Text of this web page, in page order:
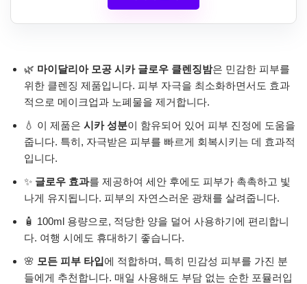
🌿 마이달리아 모공 시카 글로우 클렌징밤은 민감한 피부를
위한 클렌징 제품입니다. 피부 자극을 최소화하면서도 효과
적으로 메이크업과 노폐물을 제거합니다.
💧 이 제품은 시카 성분이 함유되어 있어 피부 진정에 도움을
줍니다. 특히, 자극받은 피부를 빠르게 회복시키는 데 효과적
입니다.
✨ 글로우 효과를 제공하여 세안 후에도 피부가 촉촉하고 빛
나게 유지됩니다. 피부의 자연스러운 광채를 살려줍니다.
🧴 100ml 용량으로, 적당한 양을 덜어 사용하기에 편리합니
다. 여행 시에도 휴대하기 좋습니다.
🌸 모든 피부 타입에 적합하며, 특히 민감성 피부를 가진 분
들에게 추천합니다. 매일 사용해도 부담 없는 순한 포뮬러입